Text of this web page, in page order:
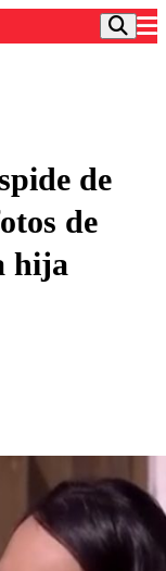
de
de
hija